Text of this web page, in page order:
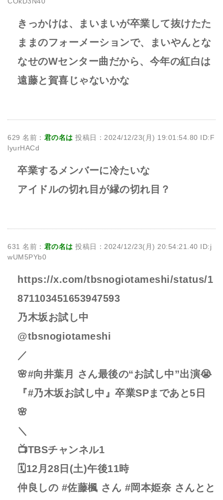
きっかけは、まいまいが卒業して抜けたた
ままのフォーメーションで、まいやんとな
なせのWセンター曲だから、今年の紅白は
遠藤と賀喜じゃないかな
629 名前： 君の名は 投稿日：2024/12/23(月) 19:01:54.80 ID:F
lyurHACd
卒業するメンバーに冷たいな
アイドルの切れ目が縁の切れ目？
631 名前： 君の名は 投稿日：2024/12/23(月) 20:54:21.40 ID:j
wUM5PYb0
https://x.com/tbsnogiotameshi/status/1
871103451653947593
乃木坂お試し中
@tbsnogiotameshi
／
🌸#向井葉月 さん最後の“お試し中”出演😭
『#乃木坂お試し中』卒業SPまであと5日
🌸
＼
📺TBSチャンネル1
🗓12月28日(土)午後11時
仲良しの #佐藤楓 さん #岡本姫奈 さんとと